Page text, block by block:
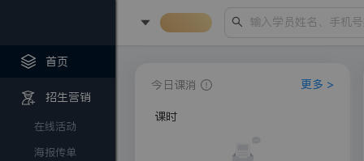
首页
招生营销
在线活动
海报传单
输入学员姓名、手机
丨
首
页
今日课消
更多 >
课时